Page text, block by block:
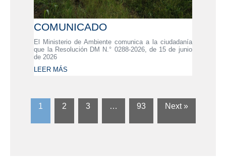
COMUNICADO
El Ministerio de Ambiente comunica a la ciudadanía
que la Resolución DM N.° 0288-2026, de 15 de junio
de 2026
LEER MÁS
1 2 3 … 93 Next »